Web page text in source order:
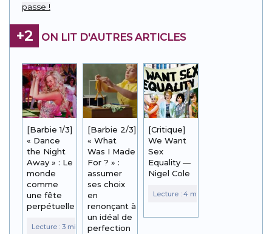
passe !
+2 ON LIT D'AUTRES ARTICLES
[Barbie 1/3]
« Dance
the Night
Away » : Le
monde
comme
une fête
perpétuelle
[Barbie 2/3]
« What
Was I Made
For ? » :
assumer
ses choix
en
renonçant à
un idéal de
perfection
[Critique]
We Want
Sex
Equality —
Nigel Cole